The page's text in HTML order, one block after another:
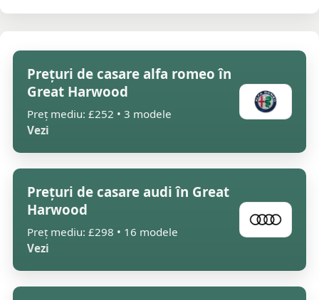
Prețuri de casare alfa romeo în
Great Harwood
Preț mediu: £252 • 3 modele
Vezi
Prețuri de casare audi în Great
Harwood
Preț mediu: £298 • 16 modele
Vezi